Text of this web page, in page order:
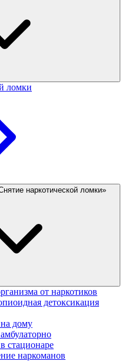
ломки
наркотической ломки»
от наркотиков
детоксикация
дому
стационаре
наркоманов